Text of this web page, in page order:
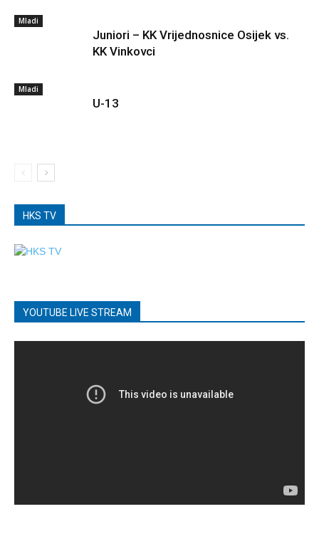
Mladi
Juniori – KK Vrijednosnice Osijek vs.
KK Vinkovci
Mladi
U-13
HKS TV
YOUTUBE LIVE STREAM